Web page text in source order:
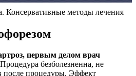
Консервативные методы лечения
первым делом врач
Процедура безболезненна, не
после процедуры. Эффект